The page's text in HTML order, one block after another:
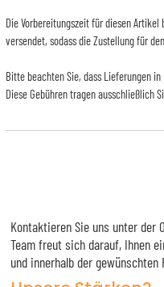
Die Vorbereitungszeit für diesen
versendet, sodass die Zustellung für
Bitte beachten Sie, dass Lieferungen
Diese Gebühren tragen ausschließlich
Kontaktieren Sie uns unter der
Team freut sich darauf, Ihnen
und innerhalb der gewünschten